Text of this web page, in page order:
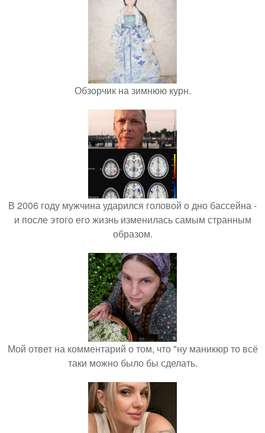
Обзорчик на зимнюю курн.
В 2006 году мужчина ударился головой о дно бассейна -
и после этого его жизнь изменилась самым странным
образом.
Мой ответ на комментарий о том, что "ну маникюр то всё
таки можно было бы сделать.